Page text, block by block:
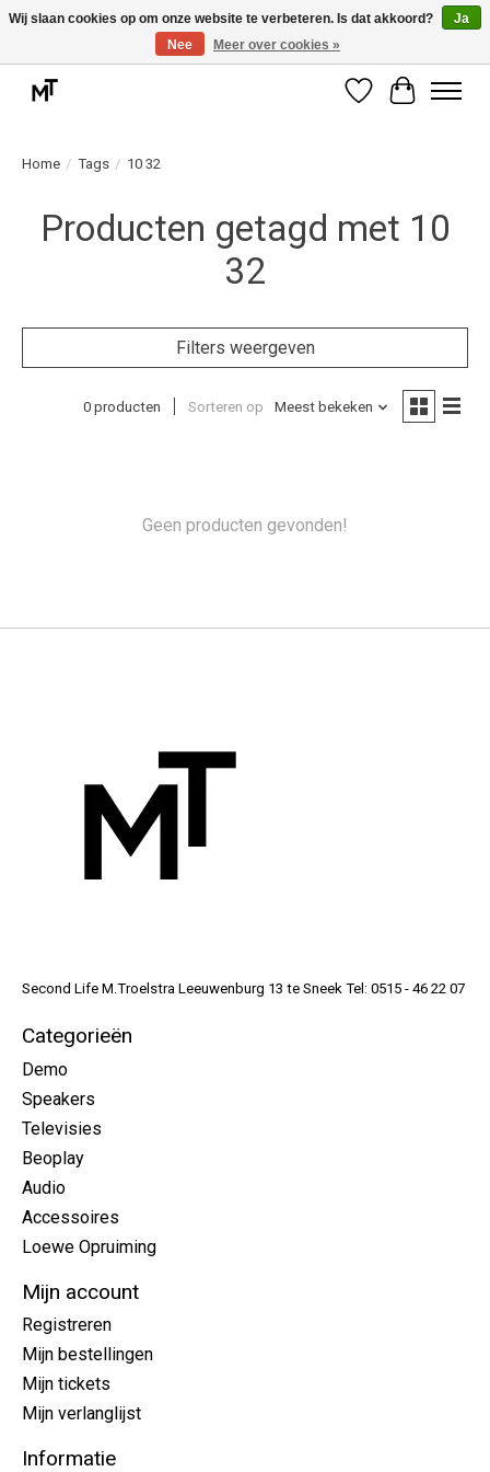
Deskundige installatie of montage nodig? Vraag ons naar de mogelijkheden.
Verlanglijst
Home / Tags / 10 32
Producten getagd met 10
32
Filters weergeven
0 producten Sorteren op Meest bekeken
Geen producten gevonden!
Second Life M.Troelstra Leeuwenburg 13 te Sneek Tel: 0515 - 46 22 07
Categorieën
Demo
Speakers
Televisies
Beoplay
Audio
Accessoires
Loewe Opruiming
Mijn account
Registreren
Mijn bestellingen
Mijn tickets
Mijn verlanglijst
Informatie
Wij slaan cookies op om onze website te verbeteren. Is dat akkoord?
Ja
Nee
Meer over cookies »